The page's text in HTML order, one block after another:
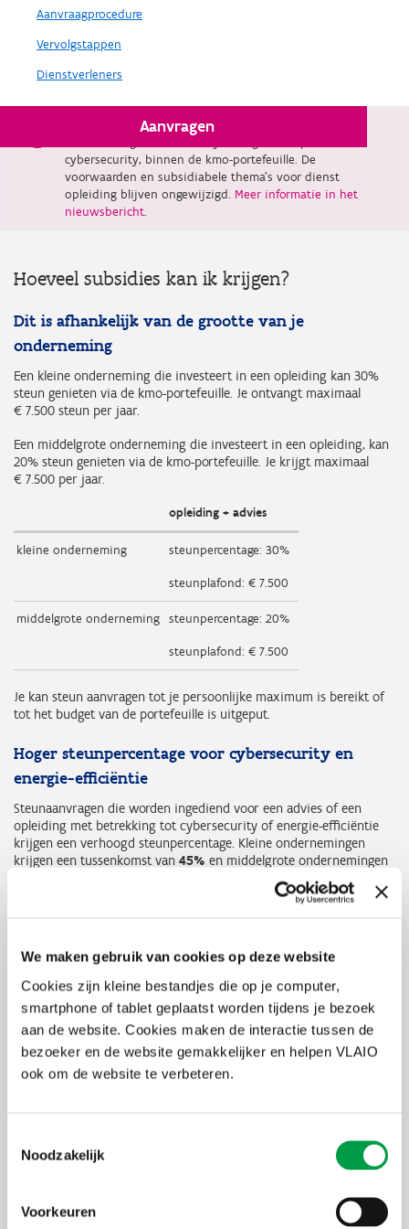
We maken gebruik van cookies op deze website
Cookies zijn kleine bestandjes die op je computer,
smartphone of tablet geplaatst worden tijdens je bezoek
aan de website. Cookies maken de interactie tussen de
bezoeker en de website gemakkelijker en helpen VLAIO
ook om de website te verbeteren.
Noodzakelijk
Voorkeuren
Aanvraagprocedure
Vervolgstappen
Dienstverleners
Aanvragen
Vanaf 1 februari 2026 verdwijnt dienst advies, met
cybersecurity, binnen de kmo-portefeuille. De
voorwaarden en subsidiabele thema’s voor dienst
opleiding blijven ongewijzigd. Meer informatie in het
nieuwsbericht.
Hoeveel subsidies kan ik krijgen?
Dit is afhankelijk van de grootte van je
onderneming
Een kleine onderneming die investeert in een opleiding kan 30%
steun genieten via de kmo-portefeuille. Je ontvangt maximaal
€ 7.500 steun per jaar.
Een middelgrote onderneming die investeert in een opleiding, kan
20% steun genieten via de kmo-portefeuille. Je krijgt maximaal
€ 7.500 per jaar.
opleiding + advies
kleine onderneming steunpercentage: 30%
steunplafond: € 7.500
middelgrote onderneming steunpercentage: 20%
steunplafond: € 7.500
Je kan steun aanvragen tot je persoonlijke maximum is bereikt of
tot het budget van de portefeuille is uitgeput.
Hoger steunpercentage voor cybersecurity en
energie-efficiëntie
Steunaanvragen die worden ingediend voor een advies of een
opleiding met betrekking tot cybersecurity of energie-efficiëntie
krijgen een verhoogd steunpercentage. Kleine ondernemingen
krijgen een tussenkomst van 45% en middelgrote ondernemingen
Heb ik een kleine of een middelgrote onderneming?
Weet je niet 100 procent zeker of je een kleine of een middelgrote
onderneming hebt? Dan heldert dit schema dat op. De officiële
grootte van je kmo hangt af van je:
aantal werknemers
Een schematisch overzicht:
< of =